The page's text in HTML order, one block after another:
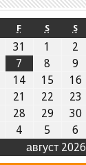
август 2026
F S S
31 1
2
7 8
9
14 15
16
21 22
23
28 29
30
4 5 6